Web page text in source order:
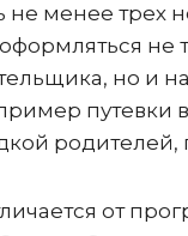
не менее трех
не
но и
путевки
от